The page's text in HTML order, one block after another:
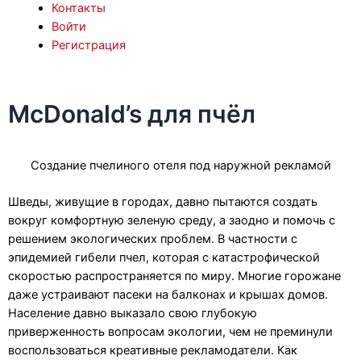
Контакты
Войти
Регистрация
McDonald’s для пчёл
Создание пчелиного отеля под наружной рекламой
Шведы, живущие в городах, давно пытаются создать
вокруг комфортную зеленую среду, а заодно и помочь с
решением экологических проблем. В частности с
эпидемией гибели пчел, которая с катастрофической
скоростью распространяется по миру. Многие горожане
даже устраивают пасеки на балконах и крышах домов.
Население давно выказало свою глубокую
приверженность вопросам экологии, чем не преминули
воспользоваться креативные рекламодатели. Как